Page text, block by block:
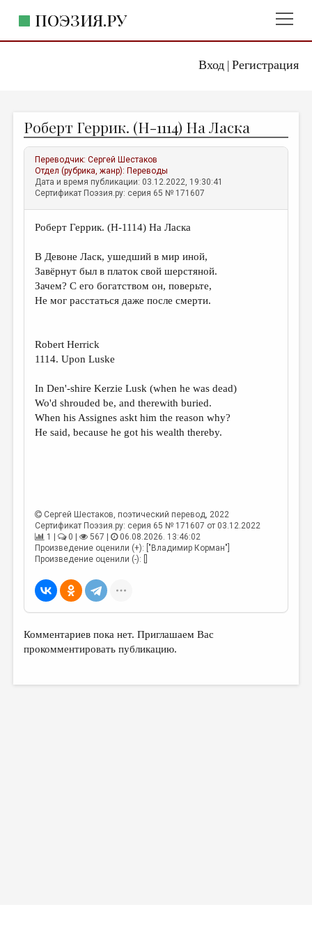
Вход| Регистрация
ПОЭЗИЯ.РУ
ЖАНРЫ
АВТОРЫ
КОММЕНТАРИИ
ЛИТСАЛОН
НОВОСТИ
ПРАВИЛА САЙТА
ОТДЕЛЫ И РУБРИКИ
ИЗБРАННОЕ
ПРОИЗВЕДЕНИЯ
ПЕРЕВОДЫ
КОНКУРСЫ
ДЕТСКАЯ КОМНАТА
ОБЪЯВЛЕНИЯ
КОЛОНКА РЕДАКТОРА
РЕДКОЛЛЕГИЯ
ОТ РЕДАКЦИИ
МАЛАЯ ПРОЗА
ЭССЕИСТИКА
Роберт Геррик. (H-1114) На Ласка
Переводчик:Сергей Шестаков
Отдел (рубрика, жанр): Переводы
Дата и время публикации: 03.12.2022, 19:30:41
Сертификат Поэзия.ру: серия 65 № 171607
Роберт Геррик. (H-1114) На Ласка
В Девоне Ласк, ушедший в мир иной,
Завёрнут был в платок свой шерстяной.
Зачем? С его богатством он, поверьте,
Не мог расстаться даже после смерти.
Robert Herrick
1114. Upon Luske
In Den'-shire Kerzie Lusk (when he was dead)
Wo'd shrouded be, and therewith buried.
When his Assignes askt him the reason why?
He said, because he got his wealth thereby.
Сергей Шестаков, поэтический перевод, 2022
Сертификат Поэзия.ру: серия 65 № 171607 от 03.12.2022
1 |
0 | 567 |
06.08.2026. 13:46:02
Произведение оценили (+): ["Владимир Корман"]
Произведение оценили (-): []
Комментариев пока нет. Приглашаем Вас
прокомментировать публикацию.